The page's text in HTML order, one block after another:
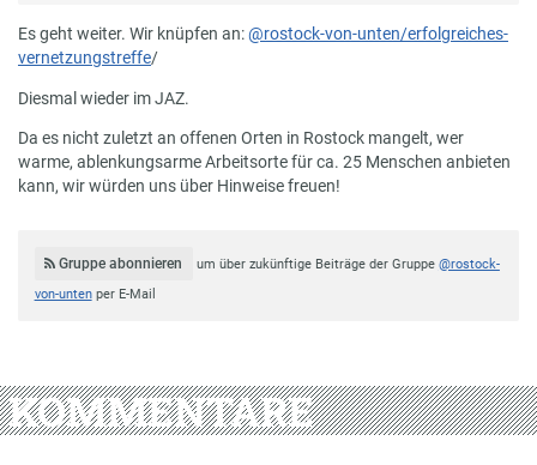
Es geht weiter. Wir knüpfen an:@rostock-von-unten/erfolgreiches-
vernetzungstreffe/
Diesmal wieder im JAZ.
Da es nicht zuletzt an offenen Orten in Rostock mangelt, wer
warme, ablenkungsarme Arbeitsorte für ca. 25 Menschen anbieten
kann, wir würden uns über Hinweise freuen!
Gruppe abonnieren um über zukünftige Beiträge der Gruppe @rostock-
von-untenper E-Mail
KOMMENTARE